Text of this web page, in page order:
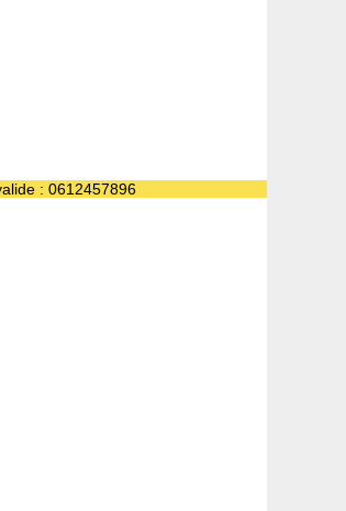
: 0612457896